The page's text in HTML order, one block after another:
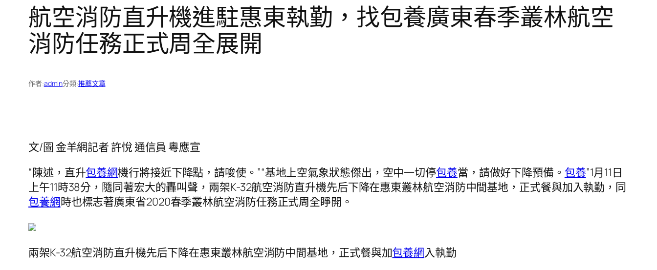
航空消防直升機進駐惠東執勤，找包養廣東春季叢林航空
消防任務正式周全展開
作者:admin分類:推薦文章
文/圖 金羊網記者 許悅 通信員 粵應宣
“陳述，直升包養網機行將接近下降點，請唆使。”“基地上空氣象狀態傑出，空中一切停包養當，請做好下降預備。 包養”1月11日
上午11時38分，隨同著宏大的轟叫聲，兩架K-32航空消防直升機先后下降在惠東叢林航空消防中間基地，正式餐與加入執勤，同
包養網時也標志著廣東省2020春季叢林航空消防任務正式周全睜開。
兩架K-32航空消防直升機先后下降在惠東叢林航空消防中間基地，正式餐與加包養網入執勤